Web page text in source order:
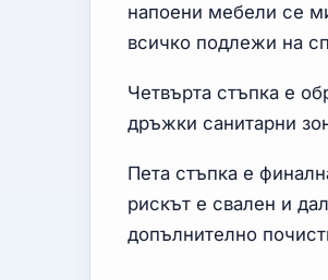
напоени мебели се
всичко подлежи на
Четвърта стъпка е
дръжки санитарни
Пета стъпка е
рискът е свален и
допълнително